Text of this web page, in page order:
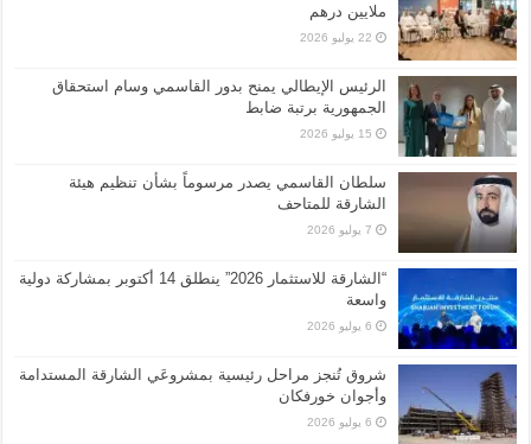
ملايين درهم
22 يوليو 2026
الرئيس الإيطالي يمنح بدور القاسمي وسام استحقاق
الجمهورية برتبة ضابط
15 يوليو 2026
سلطان القاسمي يصدر مرسوماً بشأن تنظيم هيئة
الشارقة للمتاحف
7 يوليو 2026
“الشارقة للاستثمار 2026” ينطلق 14 أكتوبر بمشاركة دولية
واسعة
6 يوليو 2026
شروق تُنجز مراحل رئيسية بمشروعَي الشارقة المستدامة
وأجوان خورفكان
6 يوليو 2026